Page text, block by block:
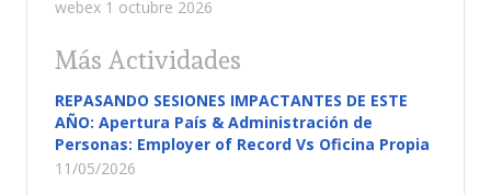
webex 1 octubre 2026
Más Actividades
REPASANDO SESIONES IMPACTANTES DE ESTE
AÑO: Apertura País & Administración de
Personas: Employer of Record Vs Oficina Propia
11/05/2026